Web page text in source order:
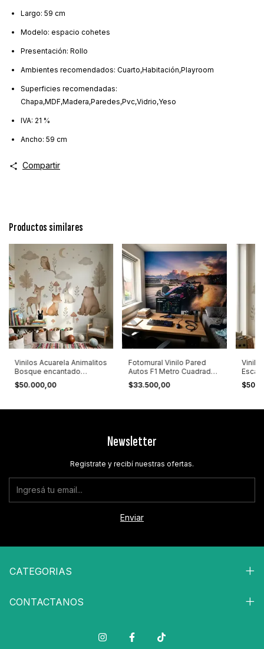
Largo: 59 cm
Modelo: espacio cohetes
Presentación: Rollo
Ambientes recomendados: Cuarto,Habitación,Playroom
Superficies recomendadas:
Chapa,MDF,Madera,Paredes,Pvc,Vidrio,Yeso
IVA: 21 %
Ancho: 59 cm
Compartir
Productos similares
Vinilos Acuarela Animalitos
Bosque encantado
Escandinavo Troquelados
$50.000,00
Fotomural Vinilo Pared
Autos F1 Metro Cuadrado
Calidad Hd
$33.500,00
Newsletter
Registrate y recibí nuestras ofertas.
CATEGORIAS
CONTACTANOS